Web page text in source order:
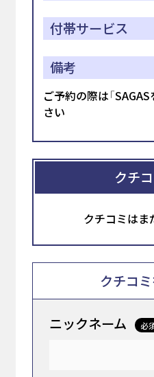
付帯サービス
備考
ご予約の際は「
さい
クチ
クチコミはま
クチコ
ニックネーム 必